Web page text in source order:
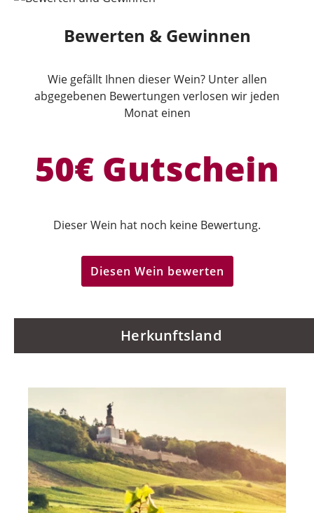
Bewerten & Gewinnen
Wie gefällt Ihnen dieser Wein? Unter allen
abgegebenen Bewertungen verlosen wir jeden
Monat einen
50€ Gutschein
Dieser Wein hat noch keine Bewertung.
Diesen Wein bewerten
Herkunftsland